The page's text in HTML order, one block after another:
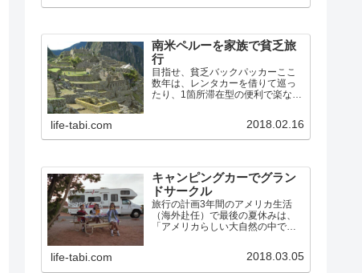
南米ペルーを家族で貧乏旅
行
目指せ、貧乏バックパッカーここ
数年は、レンタカーを借りて巡っ
たり、1箇所滞在型の便利で楽な旅
歩いたりして、安宿を探しながら
の旅をしてみたくなりました。そ
life-tabi.com 2018.02.16
キャンピングカーでグラン
ドサークル
旅行の計画3年間のアメリカ生活
（海外赴任）で最後の夏休みは、
「アメリカらしい大自然の中でア
ランドサークル」を巡ることにし
life-tabi.com 2018.03.05